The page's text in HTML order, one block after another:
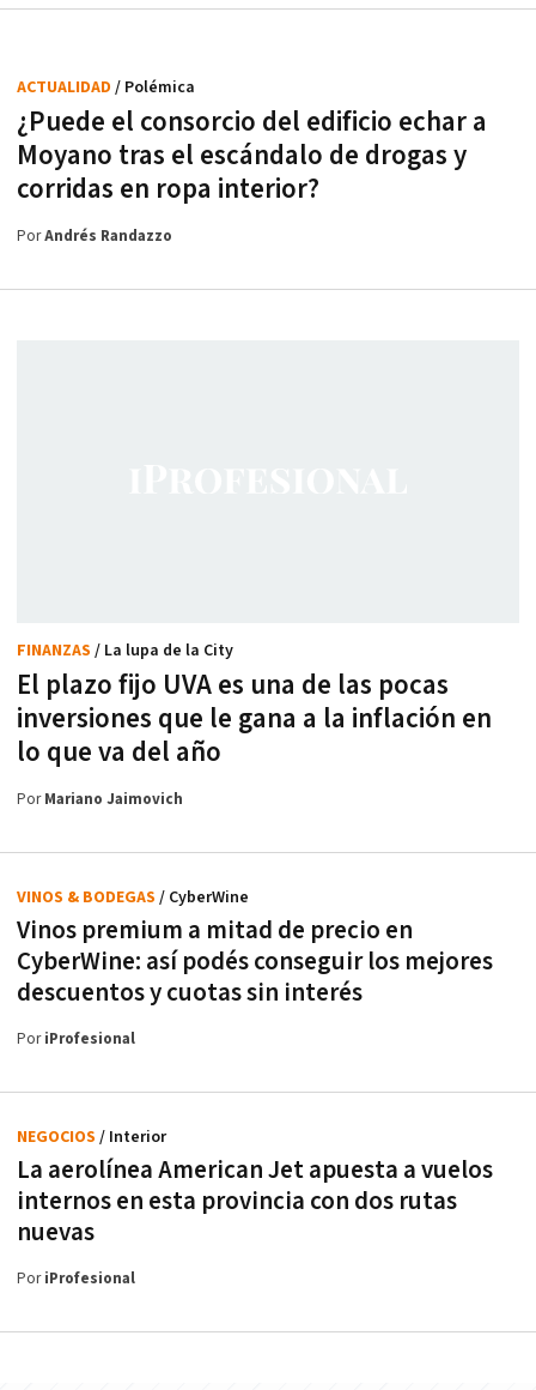
¿Puede el consorcio del edificio echar a
Moyano tras el escándalo de drogas y
corridas en ropa interior?
ACTUALIDAD / Polémica
PorAndrés Randazzo
El plazo fijo UVA es una de las pocas
inversiones que le gana a la inflación en
lo que va del año
FINANZAS / La lupa de la City
PorMariano Jaimovich
Vinos premium a mitad de precio en
CyberWine: así podés conseguir los mejores
descuentos y cuotas sin interés
VINOS & BODEGAS / CyberWine
PoriProfesional
La aerolínea American Jet apuesta a vuelos
internos en esta provincia con dos rutas
nuevas
NEGOCIOS / Interior
PoriProfesional